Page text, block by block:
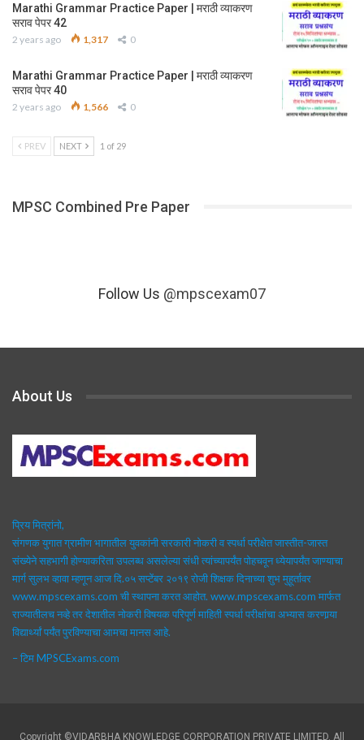
Marathi Grammar Practice Paper | मराठी व्याकरण
सराव पेपर 42
2 years ago 1,317 0
Marathi Grammar Practice Paper | मराठी व्याकरण
सराव पेपर 40
2 years ago 1,566 0
PREV NEXT 1 of 29
MPSC Combined Pre Paper
Follow Us @mpscexam07
About Us
प्रिय मित्रांनो,
संगणक युगात ग्रामीण भागातील युवकांनी सरकारी नोकरी व स्पर्धा परीक्षेत जास्तीत-जास्त
संख्येने सहभागी होण्याकरिता उपलब्ध असलेल्या संधी त्यांच्यापर्यंत पोहचवून ध्येयापर्यंत जाण्याचा
मार्ग सुलभ व्हावा म्हणून आज दि.०५ सप्टेंबर २०१९ रोजी शिक्षक दिनाच्या शुभ मुहूर्तावर
www.mpscexams.com ची स्थापना करत आहोत. www.mpscexams.com मार्फत
राज्यातीलच नव्हे तर देशातील नोकरी विषयक परिपूर्ण माहिती स्पर्धा परीक्षांचा अभ्यास करणार्‍या
विद्यार्थ्यां पर्यंत पुरविण्याचा आमचा मानस आहे.
– टिम MPSCExams.com
Copyright ©VIDARBHA KNOWLEDGE CORPORATION PRIVATE LIMITED. All